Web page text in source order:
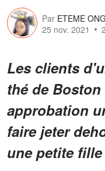
Par ETEME
25 nov. 2021
Les clients
thé de
approbation
faire jeter
une petite fille